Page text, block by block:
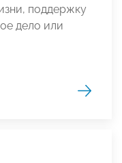
поддержку
дело или